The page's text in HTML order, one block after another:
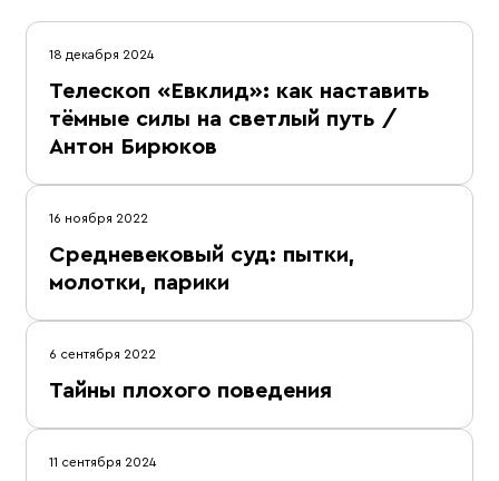
18 декабря 2024
Телескоп «Евклид»: как наставить
тёмные силы на светлый путь /
Антон Бирюков
16 ноября 2022
Средневековый суд: пытки,
молотки, парики
6 сентября 2022
Тайны плохого поведения
11 сентября 2024